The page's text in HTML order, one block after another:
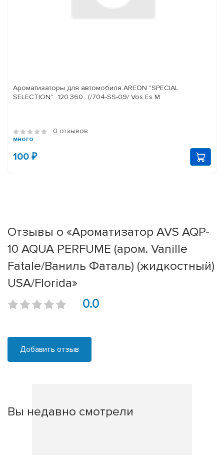
Ароматизаторы для автомобиля AREON "SPECIAL
SELECTION" ..120.360.. (/704-SS-09/ Vos Es M
0 отзывов
много
100 ₽
Отзывы о «Ароматизатор AVS AQP-
10 AQUA PERFUME (аром. Vanille
Fatale/Ваниль Фаталь) (жидкостный)
USA/Florida»
0.0
Добавить отзыв
Вы недавно смотрели